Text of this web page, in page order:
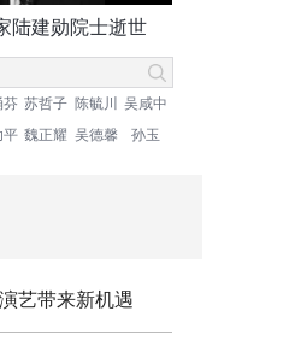
陆建勋院士逝世
芬 苏哲子 陈毓川
吴咸中
平 魏正耀 吴德馨 孙玉
艺带来新机遇